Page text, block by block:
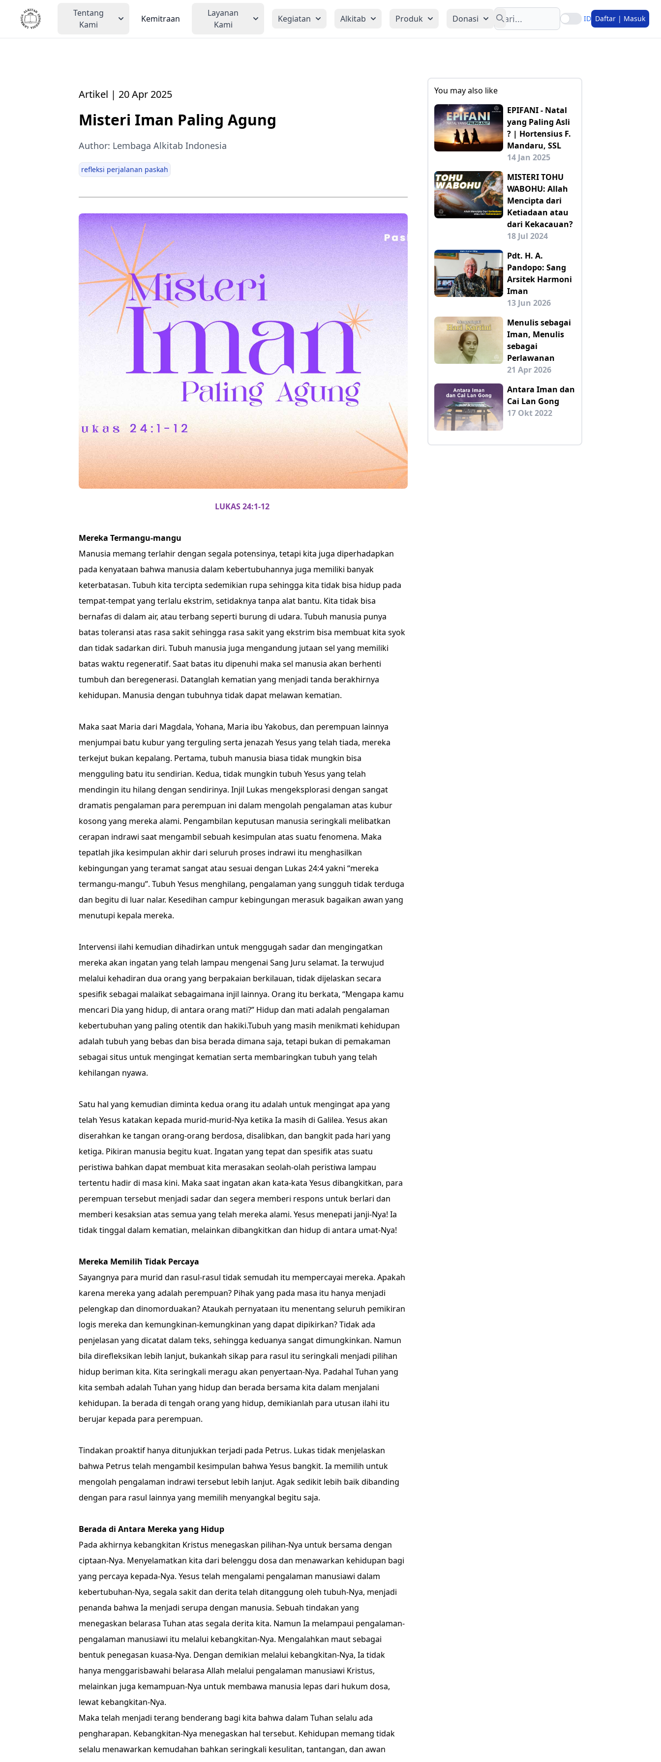
Tentang
Kami
Kemitraan
Layanan
Kami
Kegiatan Alkitab Produk Donasi
Search
ID Daftar | Masuk
Artikel | 20 Apr 2025
Misteri Iman Paling Agung
Author: Lembaga Alkitab Indonesia
refleksi perjalanan paskah
LUKAS 24:1-12
Mereka Termangu-mangu
Manusia memang terlahir dengan segala potensinya, tetapi kita juga diperhadapkan
pada kenyataan bahwa manusia dalam kebertubuhannya juga memiliki banyak
keterbatasan. Tubuh kita tercipta sedemikian rupa sehingga kita tidak bisa hidup pada
tempat-tempat yang terlalu ekstrim, setidaknya tanpa alat bantu. Kita tidak bisa
bernafas di dalam air, atau terbang seperti burung di udara. Tubuh manusia punya
batas toleransi atas rasa sakit sehingga rasa sakit yang ekstrim bisa membuat kita syok
dan tidak sadarkan diri. Tubuh manusia juga mengandung jutaan sel yang memiliki
batas waktu regeneratif. Saat batas itu dipenuhi maka sel manusia akan berhenti
tumbuh dan beregenerasi. Datanglah kematian yang menjadi tanda berakhirnya
kehidupan. Manusia dengan tubuhnya tidak dapat melawan kematian.
Maka saat Maria dari Magdala, Yohana, Maria ibu Yakobus, dan perempuan lainnya
menjumpai batu kubur yang terguling serta jenazah Yesus yang telah tiada, mereka
terkejut bukan kepalang. Pertama, tubuh manusia biasa tidak mungkin bisa
mengguling batu itu sendirian. Kedua, tidak mungkin tubuh Yesus yang telah
mendingin itu hilang dengan sendirinya. Injil Lukas mengeksplorasi dengan sangat
dramatis pengalaman para perempuan ini dalam mengolah pengalaman atas kubur
kosong yang mereka alami. Pengambilan keputusan manusia seringkali melibatkan
cerapan indrawi saat mengambil sebuah kesimpulan atas suatu fenomena. Maka
tepatlah jika kesimpulan akhir dari seluruh proses indrawi itu menghasilkan
kebingungan yang teramat sangat atau sesuai dengan Lukas 24:4 yakni “mereka
termangu-mangu”. Tubuh Yesus menghilang, pengalaman yang sungguh tidak terduga
dan begitu di luar nalar. Kesedihan campur kebingungan merasuk bagaikan awan yang
menutupi kepala mereka.
Intervensi ilahi kemudian dihadirkan untuk menggugah sadar dan mengingatkan
mereka akan ingatan yang telah lampau mengenai Sang Juru selamat. Ia terwujud
melalui kehadiran dua orang yang berpakaian berkilauan, tidak dijelaskan secara
spesifik sebagai malaikat sebagaimana injil lainnya. Orang itu berkata, “Mengapa kamu
mencari Dia yang hidup, di antara orang mati?” Hidup dan mati adalah pengalaman
kebertubuhan yang paling otentik dan hakiki.Tubuh yang masih menikmati kehidupan
adalah tubuh yang bebas dan bisa berada dimana saja, tetapi bukan di pemakaman
sebagai situs untuk mengingat kematian serta membaringkan tubuh yang telah
kehilangan nyawa.
Satu hal yang kemudian diminta kedua orang itu adalah untuk mengingat apa yang
telah Yesus katakan kepada murid-murid-Nya ketika Ia masih di Galilea. Yesus akan
diserahkan ke tangan orang-orang berdosa, disalibkan, dan bangkit pada hari yang
ketiga. Pikiran manusia begitu kuat. Ingatan yang tepat dan spesifik atas suatu
peristiwa bahkan dapat membuat kita merasakan seolah-olah peristiwa lampau
tertentu hadir di masa kini. Maka saat ingatan akan kata-kata Yesus dibangkitkan, para
perempuan tersebut menjadi sadar dan segera memberi respons untuk berlari dan
memberi kesaksian atas semua yang telah mereka alami. Yesus menepati janji-Nya! Ia
tidak tinggal dalam kematian, melainkan dibangkitkan dan hidup di antara umat-Nya!
Mereka Memilih Tidak Percaya
Sayangnya para murid dan rasul-rasul tidak semudah itu mempercayai mereka. Apakah
karena mereka yang adalah perempuan? Pihak yang pada masa itu hanya menjadi
pelengkap dan dinomorduakan? Ataukah pernyataan itu menentang seluruh pemikiran
logis mereka dan kemungkinan-kemungkinan yang dapat dipikirkan? Tidak ada
penjelasan yang dicatat dalam teks, sehingga keduanya sangat dimungkinkan. Namun
bila direfleksikan lebih lanjut, bukankah sikap para rasul itu seringkali menjadi pilihan
hidup beriman kita. Kita seringkali meragu akan penyertaan-Nya. Padahal Tuhan yang
kita sembah adalah Tuhan yang hidup dan berada bersama kita dalam menjalani
kehidupan. Ia berada di tengah orang yang hidup, demikianlah para utusan ilahi itu
berujar kepada para perempuan.
Tindakan proaktif hanya ditunjukkan terjadi pada Petrus. Lukas tidak menjelaskan
bahwa Petrus telah mengambil kesimpulan bahwa Yesus bangkit. Ia memilih untuk
mengolah pengalaman indrawi tersebut lebih lanjut. Agak sedikit lebih baik dibanding
dengan para rasul lainnya yang memilih menyangkal begitu saja.
Berada di Antara Mereka yang Hidup
Pada akhirnya kebangkitan Kristus menegaskan pilihan-Nya untuk bersama dengan
ciptaan-Nya. Menyelamatkan kita dari belenggu dosa dan menawarkan kehidupan bagi
yang percaya kepada-Nya. Yesus telah mengalami pengalaman manusiawi dalam
kebertubuhan-Nya, segala sakit dan derita telah ditanggung oleh tubuh-Nya, menjadi
penanda bahwa Ia menjadi serupa dengan manusia. Sebuah tindakan yang
menegaskan belarasa Tuhan atas segala derita kita. Namun Ia melampaui pengalaman-
pengalaman manusiawi itu melalui kebangkitan-Nya. Mengalahkan maut sebagai
bentuk penegasan kuasa-Nya. Dengan demikian melalui kebangkitan-Nya, Ia tidak
hanya menggarisbawahi belarasa Allah melalui pengalaman manusiawi Kristus,
melainkan juga kemampuan-Nya untuk membawa manusia lepas dari hukum dosa,
lewat kebangkitan-Nya.
Maka telah menjadi terang benderang bagi kita bahwa dalam Tuhan selalu ada
pengharapan. Kebangkitan-Nya menegaskan hal tersebut. Kehidupan memang tidak
selalu menawarkan kemudahan bahkan seringkali kesulitan, tantangan, dan awan
You may also like
EPIFANI - Natal
yang Paling Asli
? | Hortensius F.
Mandaru, SSL
14 Jan 2025
MISTERI TOHU
WABOHU: Allah
Mencipta dari
Ketiadaan atau
dari Kekacauan?
18 Jul 2024
Pdt. H. A.
Pandopo: Sang
Arsitek Harmoni
Iman
13 Jun 2026
Menulis sebagai
Iman, Menulis
sebagai
Perlawanan
21 Apr 2026
Antara Iman dan
Cai Lan Gong
17 Okt 2022